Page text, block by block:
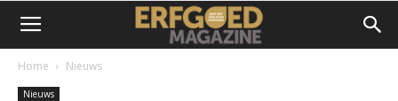
Home Nieuws
Nieuws